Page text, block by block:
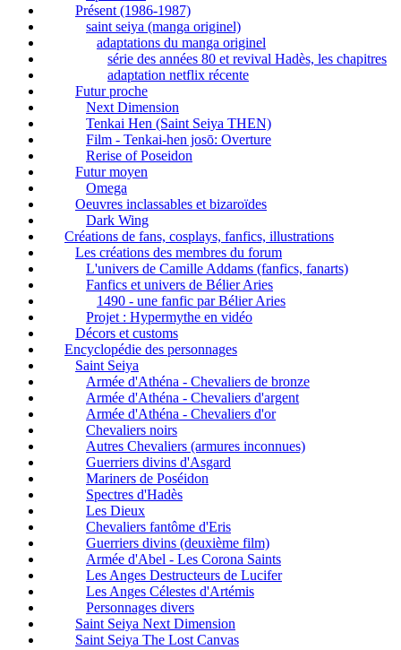
Présent (1986-1987)
saint seiya (manga originel)
adaptations du manga originel
série des années 80 et revival Hadès, les chapitres
adaptation netflix récente
Futur proche
Next Dimension
Tenkai Hen (Saint Seiya THEN)
Film - Tenkai-hen josō: Overture
Rerise of Poseidon
Futur moyen
Omega
Oeuvres inclassables et bizaroïdes
Dark Wing
Créations de fans, cosplays, fanfics, illustrations
Les créations des membres du forum
L'univers de Camille Addams (fanfics, fanarts)
Fanfics et univers de Bélier Aries
1490 - une fanfic par Bélier Aries
Projet : Hypermythe en vidéo
Décors et customs
Encyclopédie des personnages
Saint Seiya
Armée d'Athéna - Chevaliers de bronze
Armée d'Athéna - Chevaliers d'argent
Armée d'Athéna - Chevaliers d'or
Chevaliers noirs
Autres Chevaliers (armures inconnues)
Guerriers divins d'Asgard
Mariners de Poséidon
Spectres d'Hadès
Les Dieux
Chevaliers fantôme d'Eris
Guerriers divins (deuxième film)
Armée d'Abel - Les Corona Saints
Les Anges Destructeurs de Lucifer
Les Anges Célestes d'Artémis
Personnages divers
Saint Seiya Next Dimension
Saint Seiya The Lost Canvas